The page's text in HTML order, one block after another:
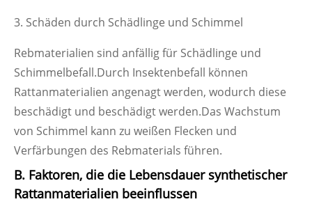
3. Schäden durch Schädlinge und Schimmel
Rebmaterialien sind anfällig für Schädlinge und
Schimmelbefall.Durch Insektenbefall können
Rattanmaterialien angenagt werden, wodurch diese
beschädigt und beschädigt werden.Das Wachstum
von Schimmel kann zu weißen Flecken und
Verfärbungen des Rebmaterials führen.
B. Faktoren, die die Lebensdauer synthetischer
Rattanmaterialien beeinflussen